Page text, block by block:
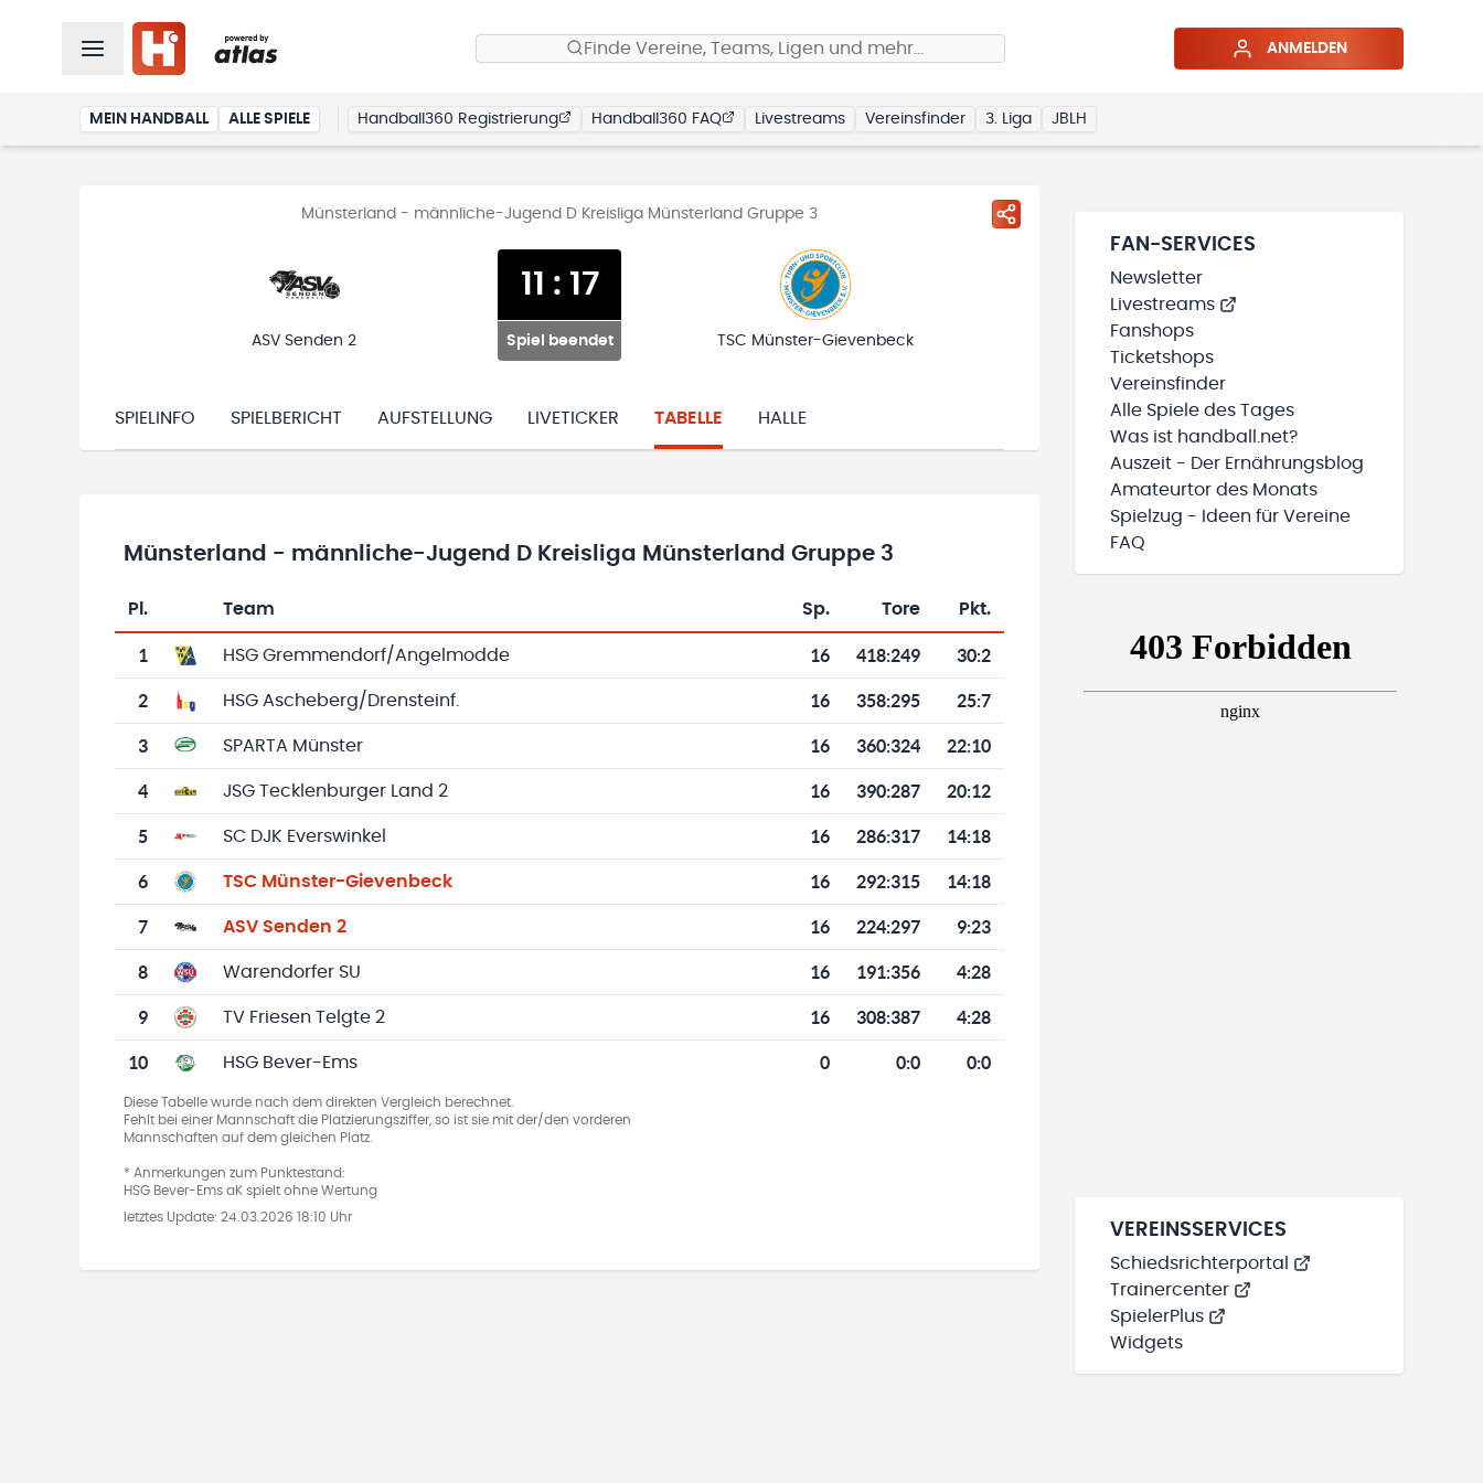
Finde Vereine, Teams, Ligen und mehr… ANMELDEN
MEIN HANDBALL ALLE SPIELE Handball360 Registrierung Handball360 FAQ Livestreams Vereinsfinder 3. Liga JBLH
Münsterland - männliche-Jugend D Kreisliga Münsterland Gruppe 3
ASV Senden 2
11 : 17
Spiel beendet TSC Münster-Gievenbeck
SPIELINFO SPIELBERICHT AUFSTELLUNG LIVETICKER TABELLE HALLE
Münsterland - männliche-Jugend D Kreisliga Münsterland Gruppe 3
Tabelle mit Vereinsplatzierungen, Spielen, Toren und Punkten
Pl. Team Sp. Tore Pkt.
1 HSG Gremmendorf/Angelmodde 16 418:249 30:2
2 HSG Ascheberg/Drensteinf. 16 358:295 25:7
3 SPARTA Münster 16 360:324 22:10
4 JSG Tecklenburger Land 2 16 390:287 20:12
5 SC DJK Everswinkel 16 286:317 14:18
6 TSC Münster-Gievenbeck 16 292:315 14:18
7 ASV Senden 2 16 224:297 9:23
8 Warendorfer SU 16 191:356 4:28
9 TV Friesen Telgte 2 16 308:387 4:28
10 HSG Bever-Ems 0 0:0 0:0
Diese Tabelle wurde nach dem direkten Vergleich berechnet.
Fehlt bei einer Mannschaft die Platzierungsziffer, so ist sie mit der/den vorderen
Mannschaften auf dem gleichen Platz.
* Anmerkungen zum Punktestand:
HSG Bever-Ems aK spielt ohne Wertung
letztes Update: 24.03.2026 18:10 Uhr
FAN-SERVICES
Newsletter
Livestreams
Fanshops
Ticketshops
Vereinsfinder
Alle Spiele des Tages
Was ist handball.net?
Auszeit - Der Ernährungsblog
Amateurtor des Monats
Spielzug - Ideen für Vereine
FAQ
VEREINSSERVICES
Schiedsrichterportal
Trainercenter
SpielerPlus
Widgets